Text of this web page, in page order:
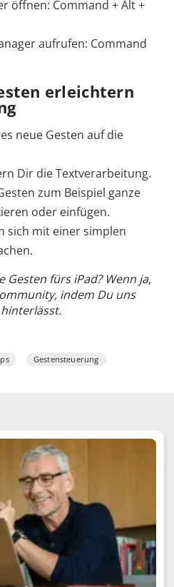
öffnen: Command + Alt +
aufrufen: Command
erleichtern
neue Gesten auf die
Dir die Textverarbeitung.
zum Beispiel ganze
oder einfügen.
sich mit einer simplen
Gesten fürs iPad? Wenn ja,
indem Du uns
Gestensteuerung